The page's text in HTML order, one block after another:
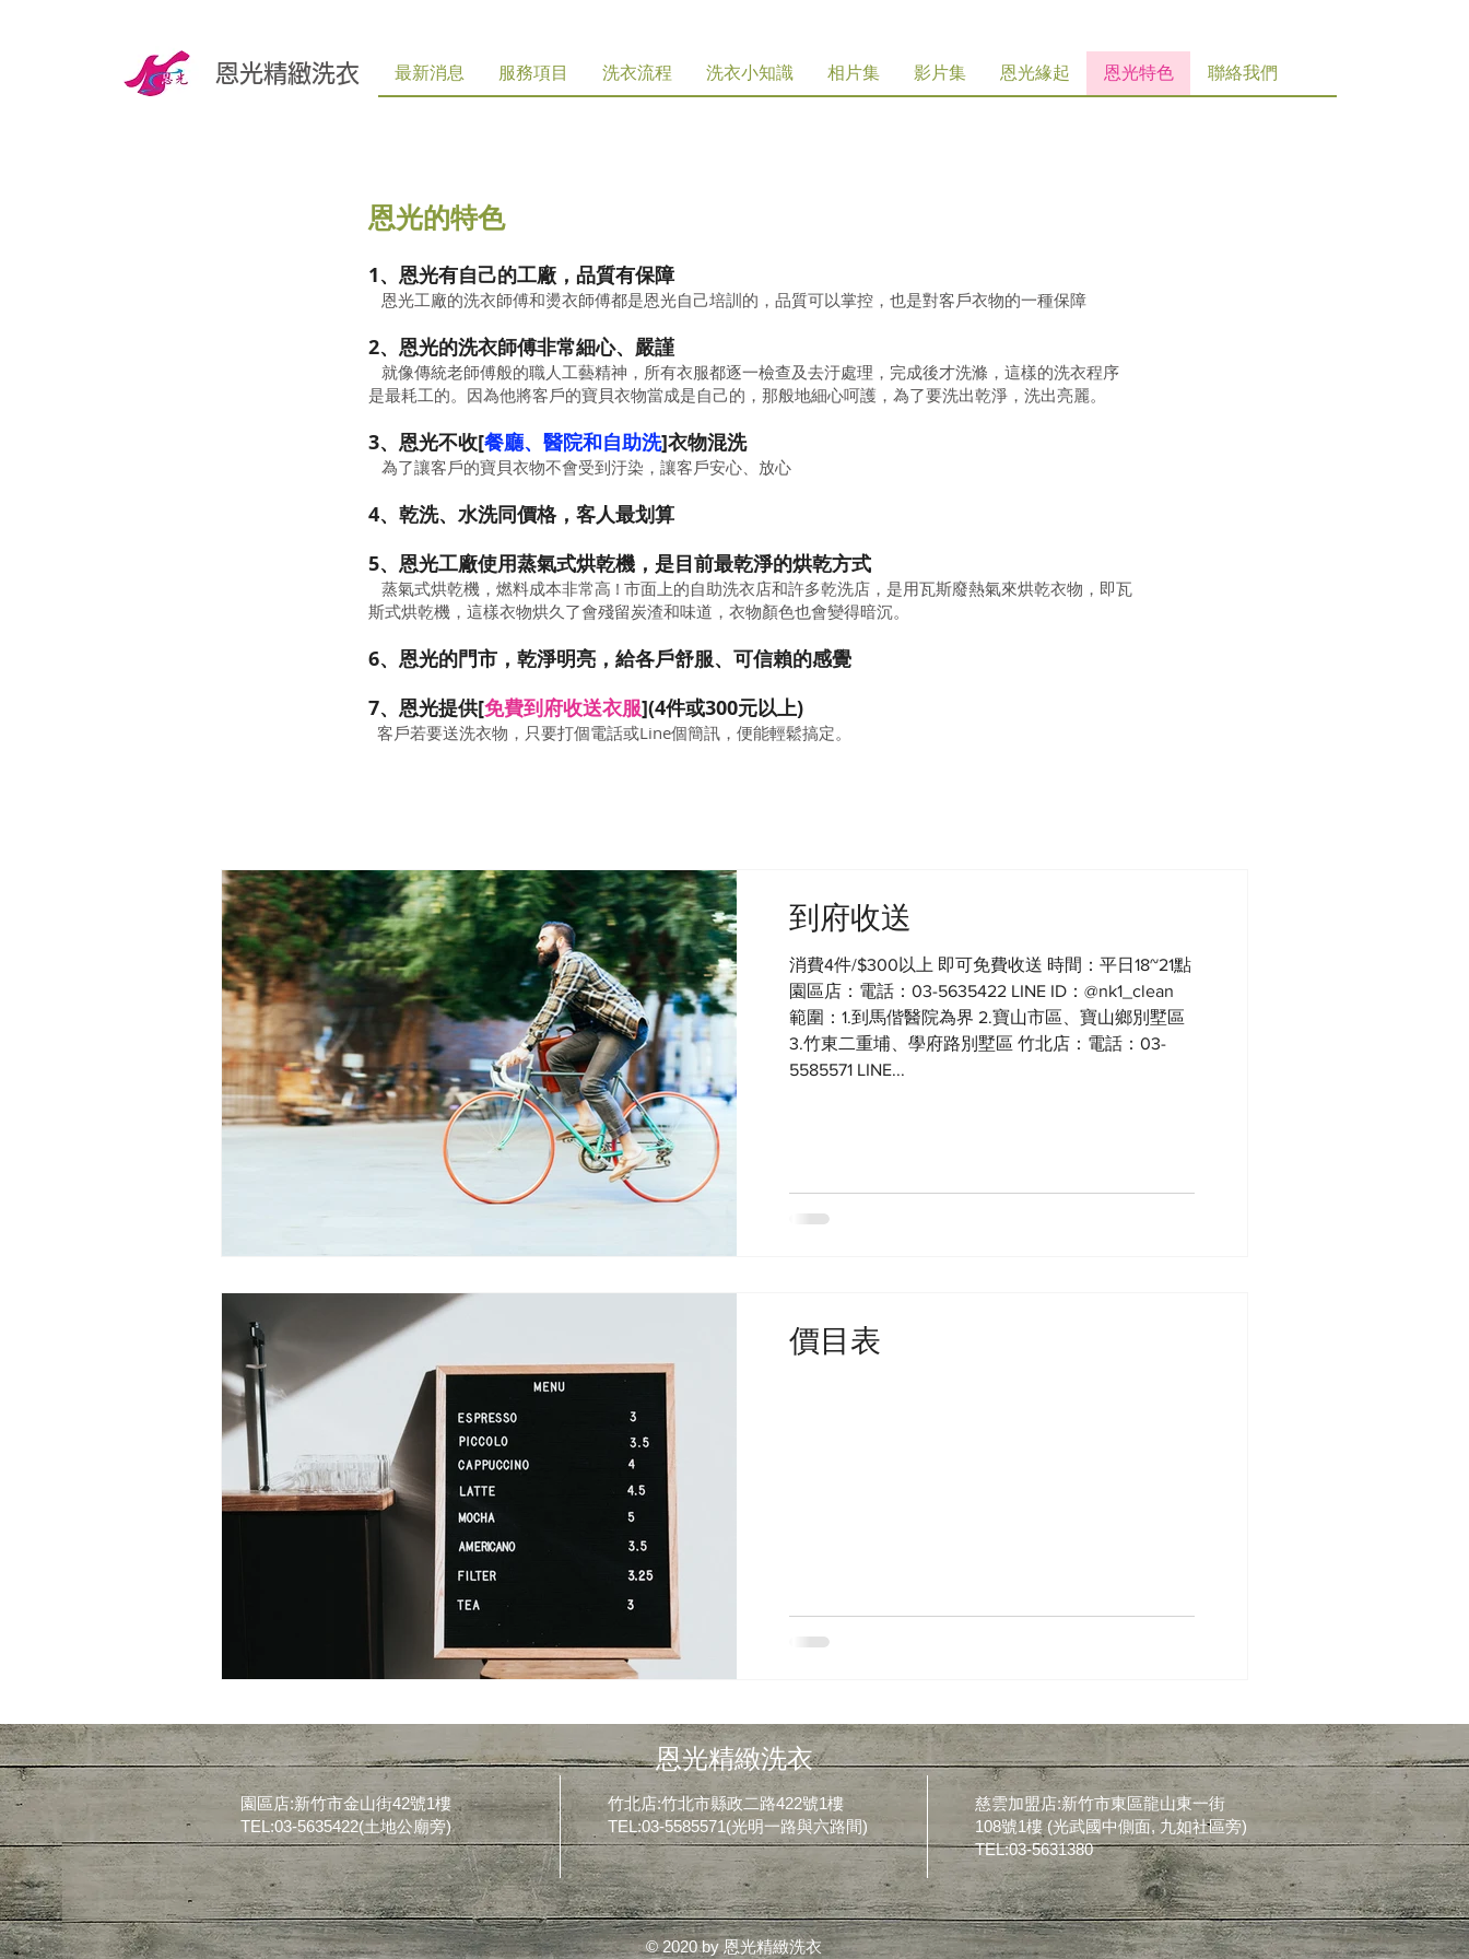
恩光精緻洗衣 最新消息 服務項目 洗衣流程 洗衣小知識 相片集 影片集 恩光緣起 恩光特色 聯絡我們
恩光的特色
1、恩光有自己的工廠，品質有保障
恩光工廠的洗衣師傅和燙衣師傅都是恩光自己培訓的，品質可以掌控，也是對客戶衣物的一種保障
2、恩光的洗衣師傅非常細心、嚴謹
就像傳統老師傅般的職人工藝精神，所有衣服都逐一檢查及去汙處理，完成後才洗滌，這樣的洗衣程序
是最耗工的。因為他將客戶的寶貝衣物當成是自己的，那般地細心呵護，為了要洗出乾淨，洗出亮麗。
3、恩光不收[餐廳、醫院和自助洗]衣物混洗
為了讓客戶的寶貝衣物不會受到汙染，讓客戶安心、放心
4、乾洗、水洗同價格，客人最划算
5、恩光工廠使用蒸氣式烘乾機，是目前最乾淨的烘乾方式
蒸氣式烘乾機，燃料成本非常高 ! 市面上的自助洗衣店和許多乾洗店，是用瓦斯廢熱氣來烘乾衣物，即瓦
斯式烘乾機，這樣衣物烘久了會殘留炭渣和味道，衣物顏色也會變得暗沉。
6、恩光的門市，乾淨明亮，給各戶舒服、可信賴的感覺
7、恩光提供[免費到府收送衣服](4件或300元以上)
客戶若要送洗衣物，只要打個電話或Line個簡訊，便能輕鬆搞定。
到府收送
消費4件/$300以上 即可免費收送 時間：平日18~21點
園區店：電話：03-5635422 LINE ID：@nk1_clean
範圍：1.到馬偕醫院為界 2.寶山市區、寶山鄉別墅區
3.竹東二重埔、學府路別墅區 竹北店：電話：03-
5585571 LINE...
價目表
園區店:新竹市金山街42號1樓
TEL:03-5635422(土地公廟旁)
恩光精緻洗衣
竹北店:竹北市縣政二路422號1樓
TEL:03-5585571(光明一路與六路間)
慈雲加盟店:新竹市東區龍山東一街
108號1樓 (光武國中側面, 九如社區旁)
TEL:03-5631380
© 2020 by 恩光精緻洗衣